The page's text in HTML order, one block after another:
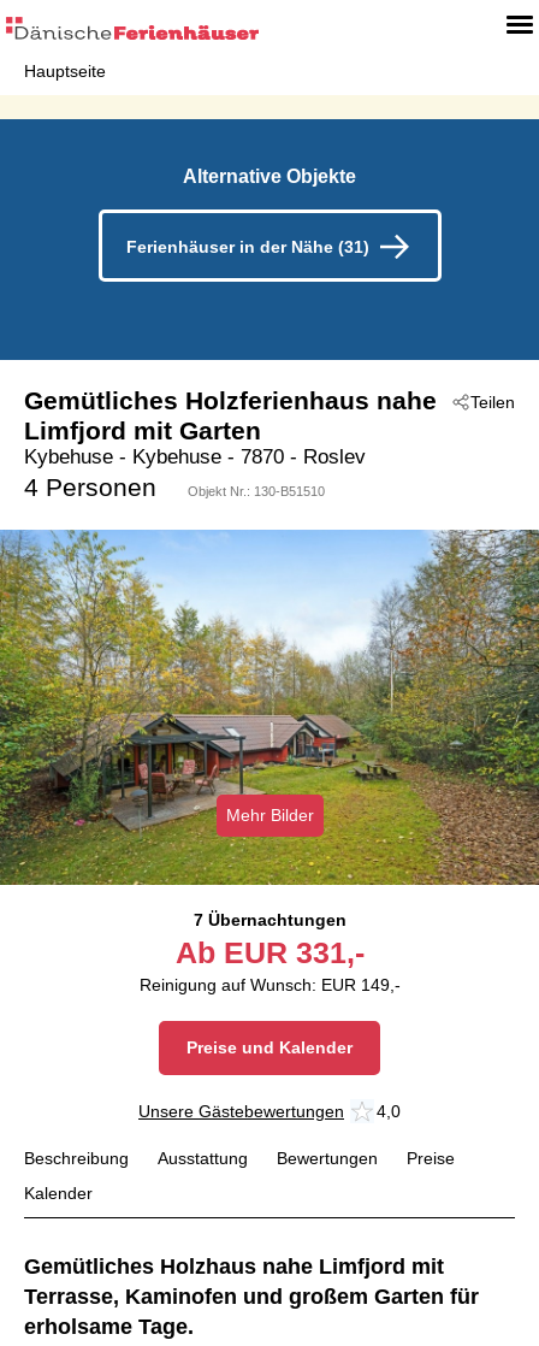
Hauptseite
Alternative Objekte
Ferienhäuser in der Nähe (31)
Teilen
Gemütliches Holzferienhaus nahe
Limfjord mit Garten
Kybehuse - Kybehuse - 7870 - Roslev
4 Personen Objekt Nr.: 130-B51510
Mehr Bilder
7 Übernachtungen
Ab EUR 331,-
Reinigung auf Wunsch: EUR 149,-
Preise und Kalender
Unsere Gästebewertungen 4,0
Beschreibung Ausstattung Bewertungen
Preise
Kalender
Gemütliches Holzhaus nahe Limfjord mit
Terrasse, Kaminofen und großem Garten für
erholsame Tage.